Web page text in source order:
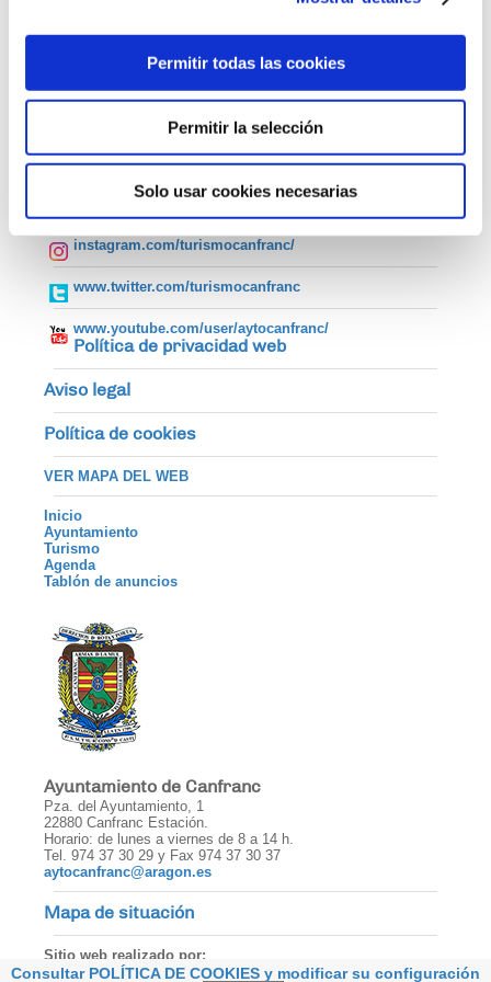
Permitir todas las cookies
Permitir la selección
Solo usar cookies necesarias
Teléfono Oficina de Turismo: 974 37 31 41
turismo@canfranc.es
instagram.com/turismocanfranc/
www.twitter.com/turismocanfranc
www.youtube.com/user/aytocanfranc/
Política de privacidad web
Aviso legal
Política de cookies
VER MAPA DEL WEB
Inicio
Ayuntamiento
Turismo
Agenda
Tablón de anuncios
Ayuntamiento de Canfranc
Pza. del Ayuntamiento, 1
22880 Canfranc Estación.
Horario: de lunes a viernes de 8 a 14 h.
Tel. 974 37 30 29 y Fax 974 37 30 37
aytocanfranc@aragon.es
Mapa de situación
Sitio web realizado por:
Consultar POLÍTICA DE COOKIES y modificar su configuración